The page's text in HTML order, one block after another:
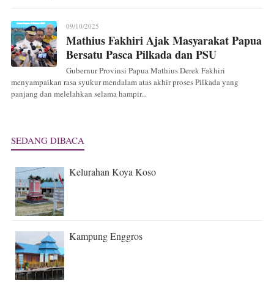
09/10/2025
Mathius Fakhiri Ajak Masyarakat Papua
Bersatu Pasca Pilkada dan PSU
Gubernur Provinsi Papua Mathius Derek Fakhiri
menyampaikan rasa syukur mendalam atas akhir proses Pilkada yang
panjang dan melelahkan selama hampir...
SEDANG DIBACA
Kelurahan Koya Koso
Kampung Enggros